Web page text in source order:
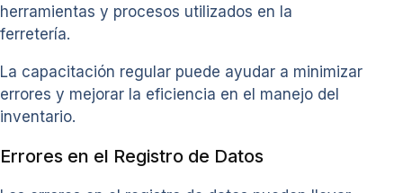
herramientas y procesos utilizados en la
ferretería.
La capacitación regular puede ayudar a minimizar
errores y mejorar la eficiencia en el manejo del
inventario.
Errores en el Registro de Datos